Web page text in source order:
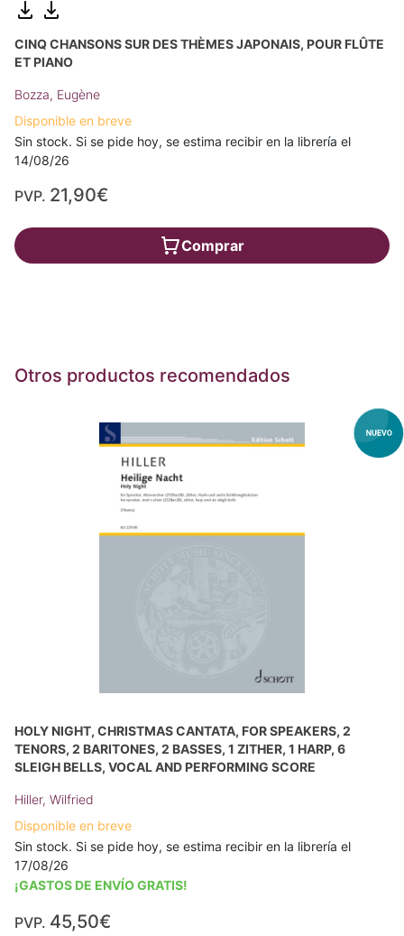
CINQ CHANSONS SUR DES THÈMES JAPONAIS, POUR FLÛTE
ET PIANO
Bozza, Eugène
Disponible en breve
Sin stock. Si se pide hoy, se estima recibir en la librería el
14/08/26
PVP. 21,90€
Comprar
Otros productos recomendados
HOLY NIGHT, CHRISTMAS CANTATA, FOR SPEAKERS, 2
TENORS, 2 BARITONES, 2 BASSES, 1 ZITHER, 1 HARP, 6
SLEIGH BELLS, VOCAL AND PERFORMING SCORE
Hiller, Wilfried
Disponible en breve
Sin stock. Si se pide hoy, se estima recibir en la librería el
17/08/26
¡GASTOS DE ENVÍO GRATIS!
PVP. 45,50€